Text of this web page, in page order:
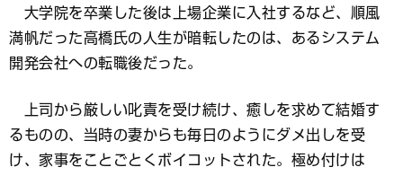
大学院を卒業した後は上場企業に入社するなど、順風
満帆だった高橋氏の人生が暗転したのは、あるシステム
開発会社への転職後だった。
上司から厳しい叱責を受け続け、癒しを求めて結婚す
るものの、当時の妻からも毎日のようにダメ出しを受
け、家事をことごとくボイコットされた。極め付けは